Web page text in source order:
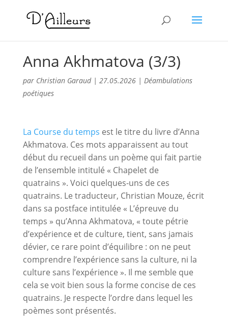
Anna Akhmatova (3/3)
par Christian Garaud| 27.05.2026| Déambulations
poétiques
La Course du temps est le titre du livre d’Anna
Akhmatova. Ces mots apparaissent au tout
début du recueil dans un poème qui fait partie
de l’ensemble intitulé « Chapelet de
quatrains ». Voici quelques-uns de ces
quatrains. Le traducteur, Christian Mouze, écrit
dans sa postface intitulée « L’épreuve du
temps » qu’Anna Akhmatova, « toute pétrie
d’expérience et de culture, tient, sans jamais
dévier, ce rare point d’équilibre : on ne peut
comprendre l’expérience sans la culture, ni la
culture sans l’expérience ». Il me semble que
cela se voit bien sous la forme concise de ces
quatrains. Je respecte l’ordre dans lequel les
poèmes sont présentés.